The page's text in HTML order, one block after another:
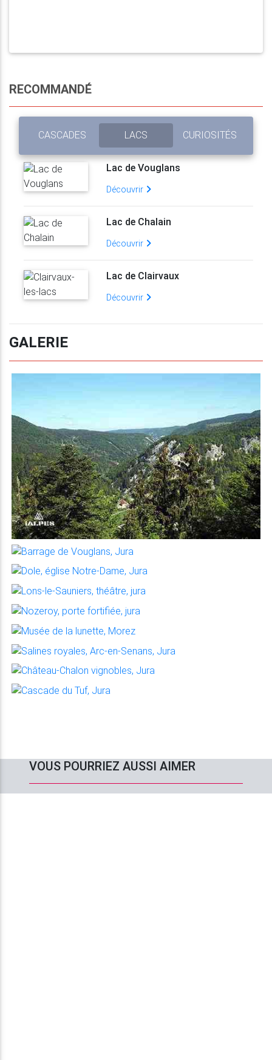
RECOMMANDÉ
CASCADES LACS CURIOSITÉS
Lac de Vouglans
Découvrir
Lac de Chalain
Découvrir
Lac de Clairvaux
Découvrir
GALERIE
VOUS POURRIEZ AUSSI AIMER